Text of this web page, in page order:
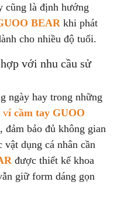
cũng là định hướng
BEAR khi phát
cho nhiều độ tuổi.
với nhu cầu sử
ngày hay trong những
ví cầm tay GUOO
bảo đủ không gian
vật dụng cá nhân cần
được thiết kế khoa
giữ form dáng gọn